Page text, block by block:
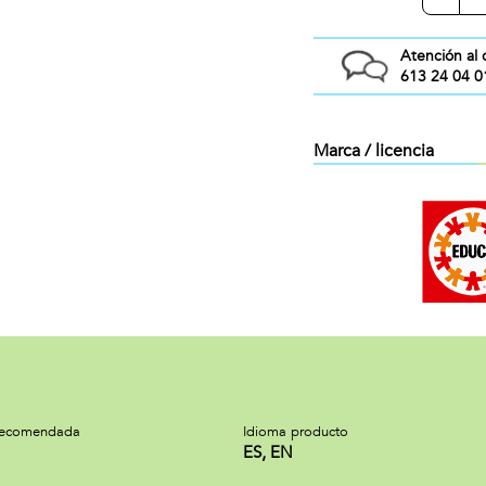
Atención al
613 24 04
Marca / licencia
Idioma producto
ES, EN